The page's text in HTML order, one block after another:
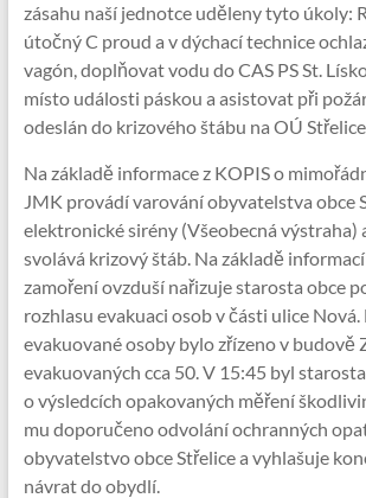
zásahu naší jednotce uděleny tyto úkoly:
útočný C proud a v dýchací technice
vagón, doplňovat vodu do CAS PS St.
místo události páskou a asistovat při
odeslán do krizového štábu na OÚ
Na základě informace z KOPIS o
JMK provádí varování obyvatelstva obce
elektronické sirény (Všeobecná výstraha)
svolává krizový štáb. Na základě
zamoření ovzduší nařizuje starosta obce
rozhlasu evakuaci osob v části ulice
evakuované osoby bylo zřízeno v budově
evakuovaných cca 50. V 15:45 byl
o výsledcích opakovaných měření
mu doporučeno odvolání ochranných
obyvatelstvo obce Střelice a vyhlašuje
návrat do obydlí.